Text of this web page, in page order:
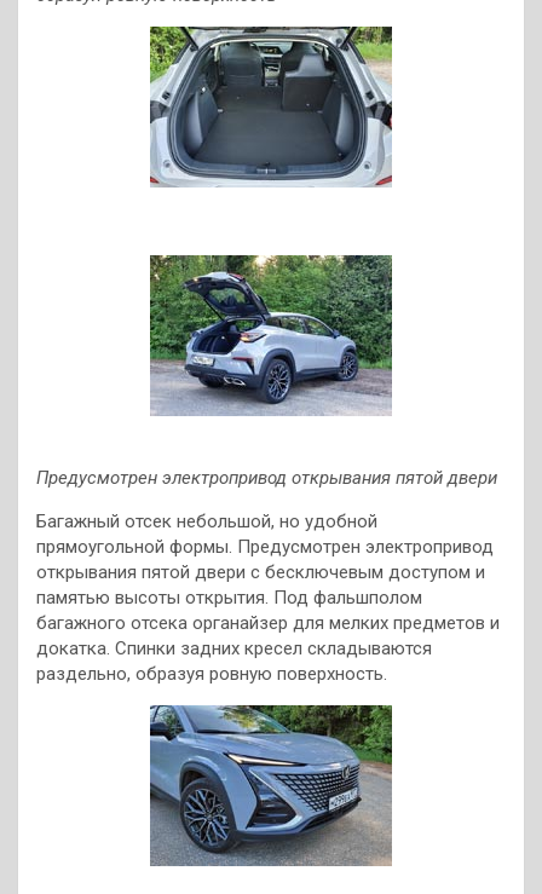
Предусмотрен электропривод открывания пятой двери
Багажный отсек небольшой, но удобной
прямоугольной формы. Предусмотрен электропривод
открывания пятой двери с бесключевым доступом и
памятью высоты открытия. Под фальшполом
багажного отсека органайзер для мелких предметов и
докатка. Спинки задних кресел складываются
раздельно, образуя ровную поверхность.